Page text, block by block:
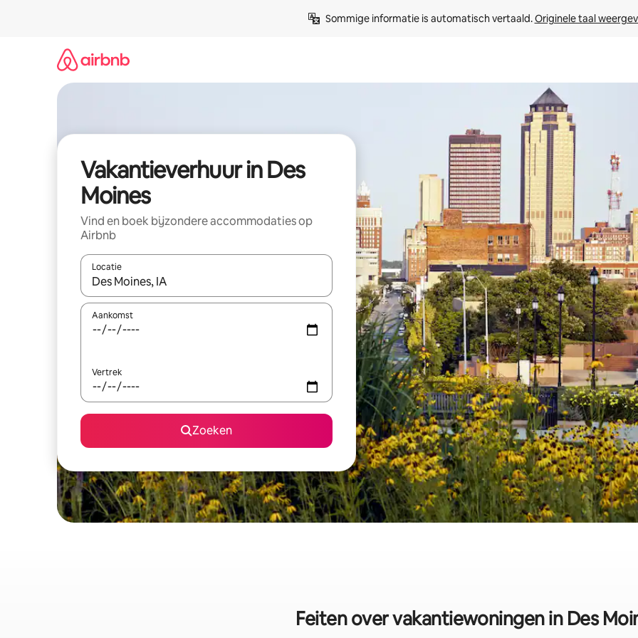
Sommige informatie is automatisch vertaald. Originele taal
Vakantieverhuur in Des
Moines
Vind en boek bijzondere accommodaties op
Airbnb
Locatie
Wanneer er suggesties beschikbaar zijn, maak je een keuze met je de pijltjestoetsen omhoog en omlaag, óf door te
Aankomst
Vertrek
Zoeken
Feiten over vakantiewoningen in Des